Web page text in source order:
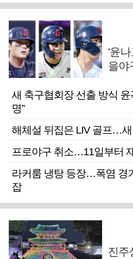
‘윤
을야
새 축구협회장 선출 방식
명”
해체설 뒤집은 LIV 골프…새
프로야구 취소…11일부터
라커룸 냉탕 등장…폭염 경
잡
진주